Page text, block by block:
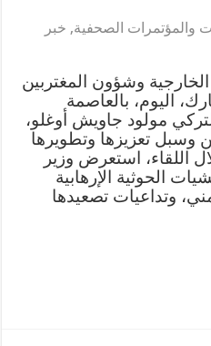
والمؤتمرات الصحفية, خبر
وشؤون المغتربين
اليوم، بالعاصمة
مولود جاويش أوغلو،
وسبل تعزيزها وتطويرها
اللقاء، استعرض وزير
الحوثية الإرهابية
وتداعيات تصعيدها